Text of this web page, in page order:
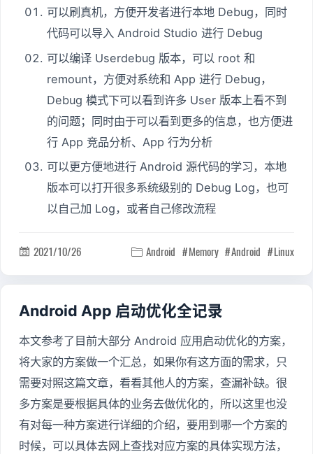
可以刷真机，方便开发者进行本地 Debug，同时
代码可以导入 Android Studio 进行 Debug
可以编译 Userdebug 版本，可以 root 和
remount，方便对系统和 App 进行 Debug，
Debug 模式下可以看到许多 User 版本上看不到
的问题；同时由于可以看到更多的信息，也方便进
行 App 竞品分析、App 行为分析
可以更方便地进行 Android 源代码的学习，本地
版本可以打开很多系统级别的 Debug Log，也可
以自己加 Log，或者自己修改流程
 2021/10/26  Android Memory Android Linux
Android App 启动优化全记录
本文参考了目前大部分 Android 应用启动优化的方案，
将大家的方案做一个汇总，如果你有这方面的需求，只
需要对照这篇文章，看看其他人的方案，查漏补缺。很
多方案是要根据具体的业务去做优化的，所以这里也没
有对每一种方案进行详细的介绍，要用到哪一个方案的
时候，可以具体去网上查找对应方案的具体实现方法，